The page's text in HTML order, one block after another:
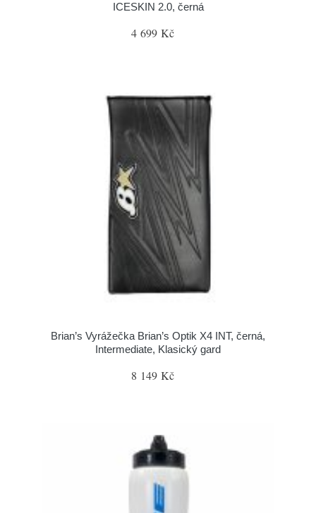
ICESKIN 2.0, černá
4 699 Kč
Brian’s Vyrážečka Brian’s Optik X4 INT, černá,
Intermediate, Klasický gard
8 149 Kč